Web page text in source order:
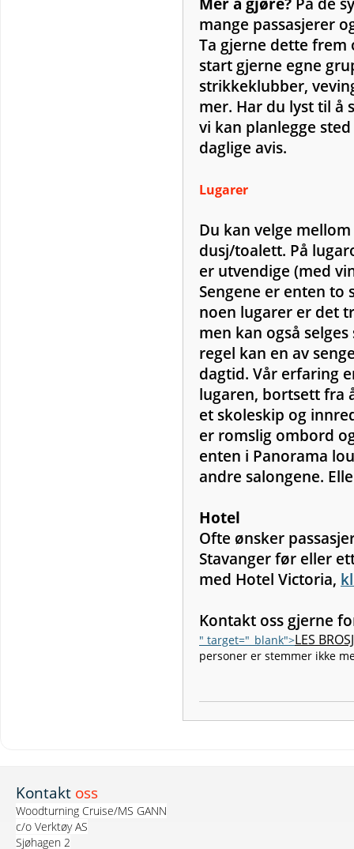
mange passasjerer
Ta gjerne dette frem
start gjerne egne
strikkeklubber,
mer. Har du lyst til å
vi kan planlegge
daglige avis.
Lugarer
Du kan velge
dusj/toalett. På
er utvendige (med
Sengene er enten to
noen lugarer er det
men kan også
regel kan en av
dagtid. Vår erfaring
lugaren, bortsett fra
et skoleskip og
er romslig ombord
enten i Panorama
andre salongene.
Hotel
Ofte ønsker
Stavanger før eller
med Hotel Victoria,
Kontakt oss gjerne
" target="_blank">LES
personer er stemmer ikke
Kontakt oss
Woodturning Cruise/MS GANN
c/o Verktøy AS
Sjøhagen 2